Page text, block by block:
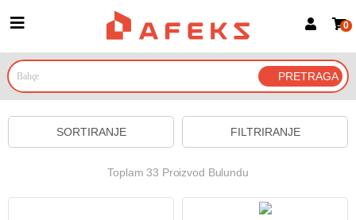
Prijava za članove
Prijavite se Google nalogom
0
FILTRIRANJE
SORTIRANJE
Toplam 33 Proizvod Bulundu